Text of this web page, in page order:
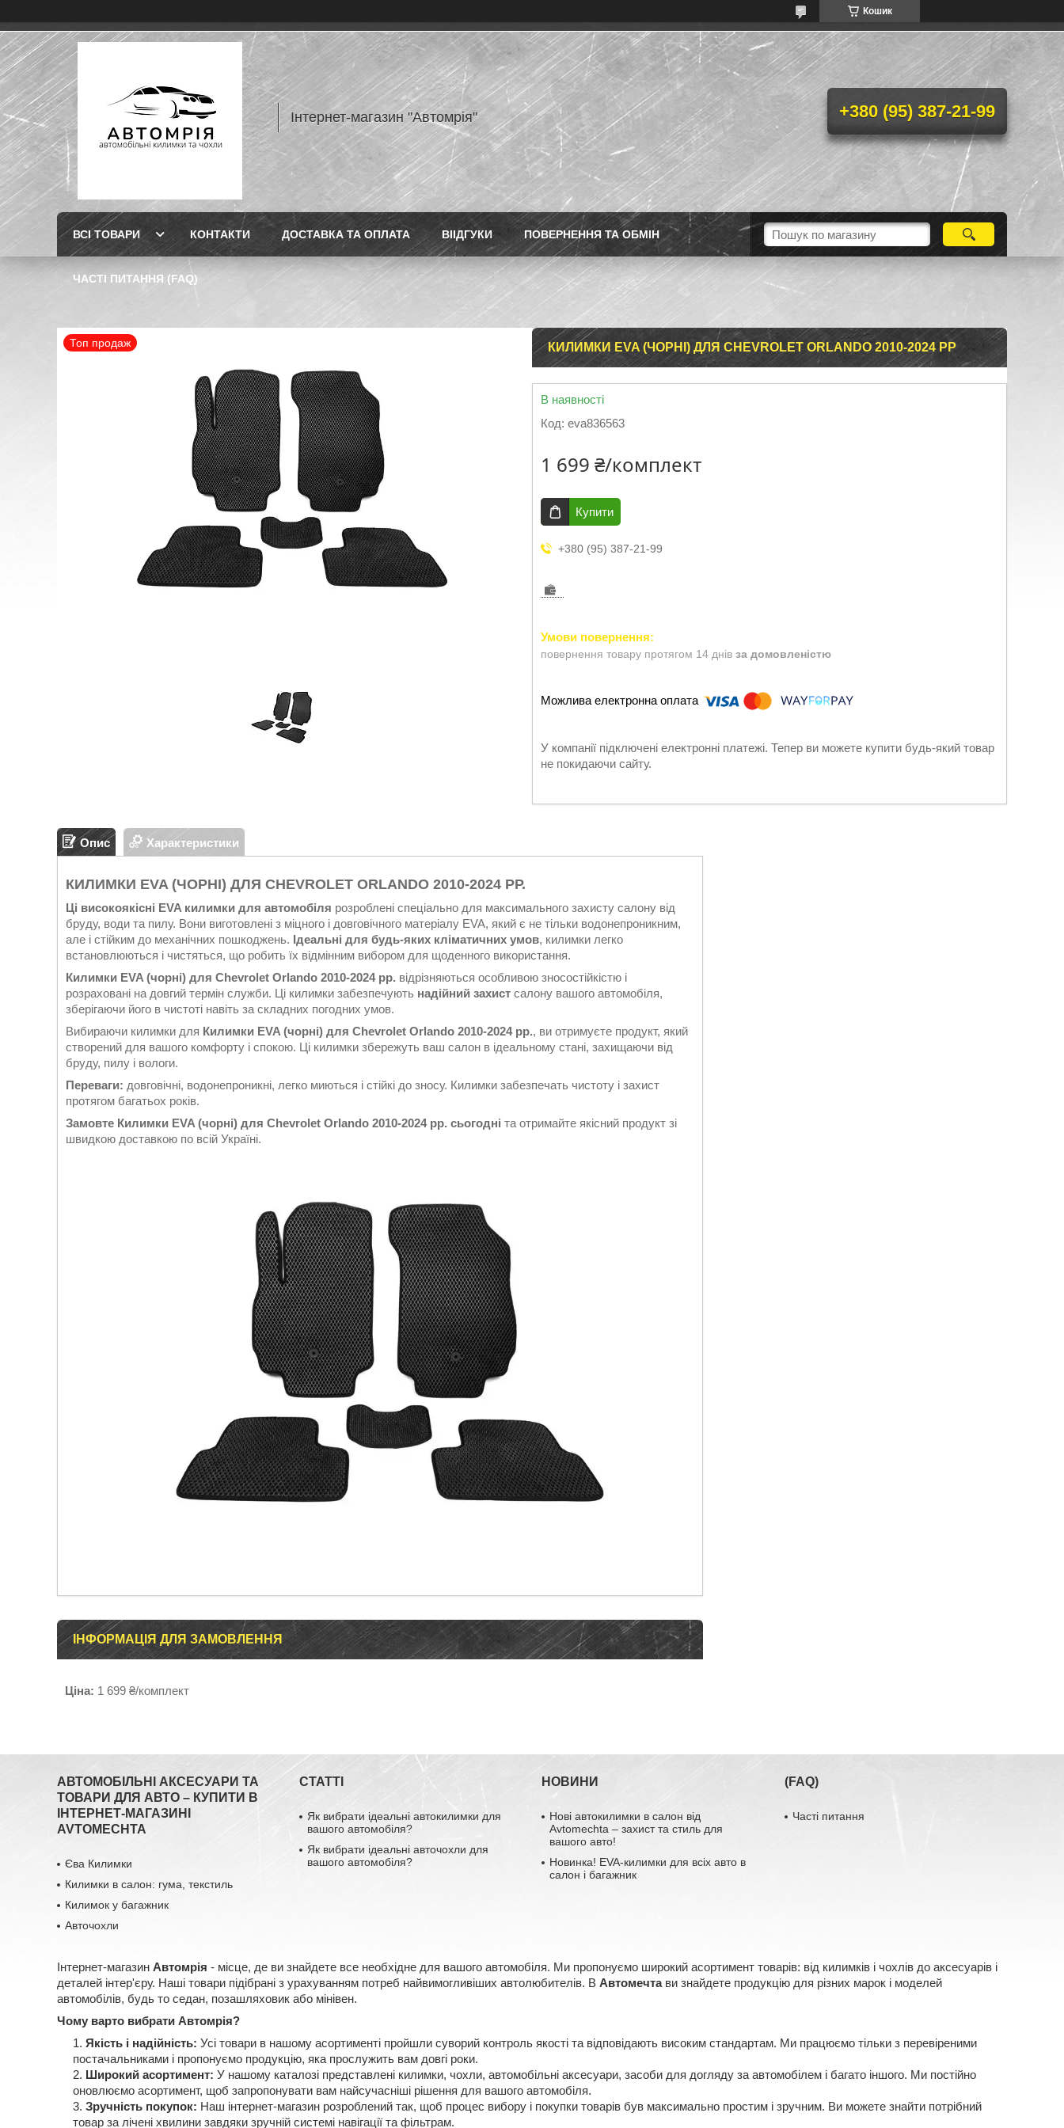
Кошик
Інтернет-магазин "Автомрія" +380 (95) 387-21-99
ВСІ ТОВАРИ КОНТАКТИ ДОСТАВКА ТА ОПЛАТА ВІІДГУКИ ПОВЕРНЕННЯ ТА ОБМІН
ЧАСТІ ПИТАННЯ (FAQ)
Топ продаж КИЛИМКИ EVA (ЧОРНІ) ДЛЯ CHEVROLET ORLANDO 2010-2024 РР
В наявності
Код: eva836563
1 699 ₴/комплект
Купити
+380 (95) 387-21-99
повернення товару протягом 14 днів за домовленістю
У компанії підключені електронні платежі. Тепер ви можете купити будь-який товар
не покидаючи сайту.
Опис Характеристики
КИЛИМКИ EVA (ЧОРНІ) ДЛЯ CHEVROLET ORLANDO 2010-2024 РР.
Ці високоякісні EVA килимки для автомобіля розроблені спеціально для максимального захисту салону від
бруду, води та пилу. Вони виготовлені з міцного і довговічного матеріалу EVA, який є не тільки водонепроникним,
але і стійким до механічних пошкоджень. Ідеальні для будь-яких кліматичних умов, килимки легко
встановлюються і чистяться, що робить їх відмінним вибором для щоденного використання.
Килимки EVA (чорні) для Chevrolet Orlando 2010-2024 рр. відрізняються особливою зносостійкістю і
розраховані на довгий термін служби. Ці килимки забезпечують надійний захист салону вашого автомобіля,
зберігаючи його в чистоті навіть за складних погодних умов.
Вибираючи килимки для Килимки EVA (чорні) для Chevrolet Orlando 2010-2024 рр., ви отримуєте продукт, який
створений для вашого комфорту і спокою. Ці килимки збережуть ваш салон в ідеальному стані, захищаючи від
бруду, пилу і вологи.
Переваги: довговічні, водонепроникні, легко миються і стійкі до зносу. Килимки забезпечать чистоту і захист
протягом багатьох років.
Замовте Килимки EVA (чорні) для Chevrolet Orlando 2010-2024 рр. сьогодні та отримайте якісний продукт зі
швидкою доставкою по всій Україні.
ІНФОРМАЦІЯ ДЛЯ ЗАМОВЛЕННЯ
Ціна: 1 699 ₴/комплект
АВТОМОБІЛЬНІ АКСЕСУАРИ ТА
ТОВАРИ ДЛЯ АВТО – КУПИТИ В
ІНТЕРНЕТ-МАГАЗИНІ
AVTOMECHTA
Єва Килимки
Килимки в салон: гума, текстиль
Килимок у багажник
Авточохли
СТАТТІ
Як вибрати ідеальні автокилимки для
вашого автомобіля?
Як вибрати ідеальні авточохли для
вашого автомобіля?
НОВИНИ
Нові автокилимки в салон від
Avtomechta – захист та стиль для
вашого авто!
Новинка! EVA-килимки для всіх авто в
салон і багажник
(FAQ)
Часті питання
Інтернет-магазин Автомрія - місце, де ви знайдете все необхідне для вашого автомобіля. Ми пропонуємо широкий асортимент товарів: від килимків і чохлів до аксесуарів і
деталей інтер'єру. Наші товари підібрані з урахуванням потреб найвимогливіших автолюбителів. В Автомечтави знайдете продукцію для різних марок і моделей
автомобілів, будь то седан, позашляховик або мінівен.
Чому варто вибрати Автомрія?
Якість і надійність: Усі товари в нашому асортименті пройшли суворий контроль якості та відповідають високим стандартам. Ми працюємо тільки з перевіреними
постачальниками і пропонуємо продукцію, яка прослужить вам довгі роки.
Широкий асортимент: У нашому каталозі представлені килимки, чохли, автомобільні аксесуари, засоби для догляду за автомобілем і багато іншого. Ми постійно
оновлюємо асортимент, щоб запропонувати вам найсучасніші рішення для вашого автомобіля.
Зручність покупок: Наш інтернет-магазин розроблений так, щоб процес вибору і покупки товарів був максимально простим і зручним. Ви можете знайти потрібний
товар за лічені хвилини завдяки зручній системі навігації та фільтрам.